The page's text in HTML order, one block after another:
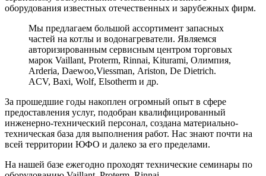
оборудования известных отечественных и зарубежных фирм.
Мы предлагаем большой ассортимент запасных
частей на котлы и водонагреватели. Являемся
авторизированным сервисным центром торговых
марок Vaillant, Proterm, Rinnai, Kiturami, Олимпия,
Arderia, Daewoo,Viessman, Аriston, De Dietrich.
ACV, Baxi, Wolf, Elsotherm и др.
За прошедшие годы накоплен огромный опыт в сфере
предоставления услуг, подобран квалифицированный
инженерно-технический персонал, создана материально-
техническая база для выполнения работ. Нас знают почти на
всей территории ЮФО и далеко за его пределами.
На нашей базе ежегодно проходят технические семинары по